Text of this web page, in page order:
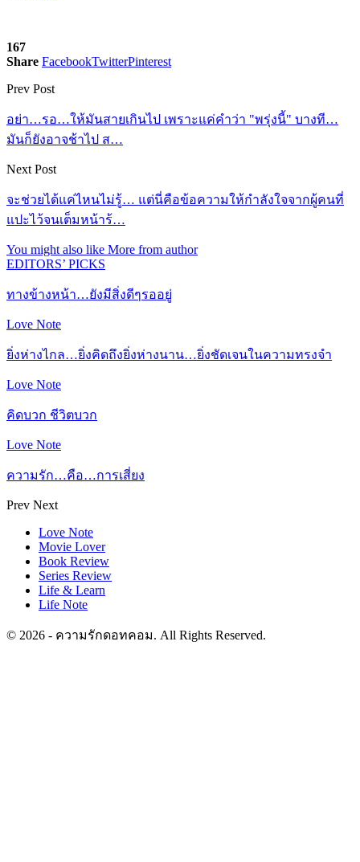
167
Share FacebookTwitterPinterest
Prev Post
อย่า…รอ…ให้มันสายเกินไป เพราะแค่คำว่า "พรุ่งนี้" บางที…
มันก็ยังอาจช้าไป ส…
Next Post
จะช่วยได้แค่ไหนไม่รู้… แต่นี่คือข้อความให้กำลังใจจากผู้คนที่
แปะไว้จนเต็มหน้าร้…
You might also like More from author
EDITORS’ PICKS
ทางข้างหน้า…ยังมีสิ่งดีๆรออยู่
Love Note
ยิ่งห่างไกล…ยิ่งคิดถึงยิ่งห่างนาน…ยิ่งชัดเจนในความทรงจำ
Love Note
คิดบวก ชีวิตบวก
Love Note
ความรัก…คือ…การเสี่ยง
Prev Next
Love Note
Movie Lover
Book Review
Series Review
Life & Learn
Life Note
© 2026 - ความรักดอทคอม. All Rights Reserved.